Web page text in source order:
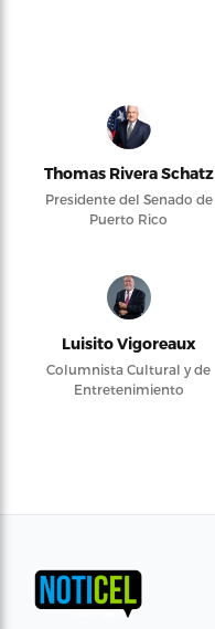
Thomas Rivera Schatz
Presidente del Senado de
Puerto Rico
Luisito Vigoreaux
Columnista Cultural y de
Entretenimiento